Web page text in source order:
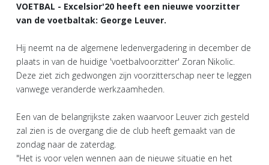
VOETBAL - Excelsior'20 heeft een nieuwe voorzitter
van de voetbaltak: George Leuver.
Hij neemt na de algemene ledenvergadering in december de
plaats in van de huidige 'voetbalvoorzitter' Zoran Nikolic.
Deze ziet zich gedwongen zijn voorzitterschap neer te leggen
vanwege veranderde werkzaamheden.
Een van de belangrijkste zaken waarvoor Leuver zich gesteld
zal zien is de overgang die de club heeft gemaakt van de
zondag naar de zaterdag.
"Het is voor velen wennen aan de nieuwe situatie en het